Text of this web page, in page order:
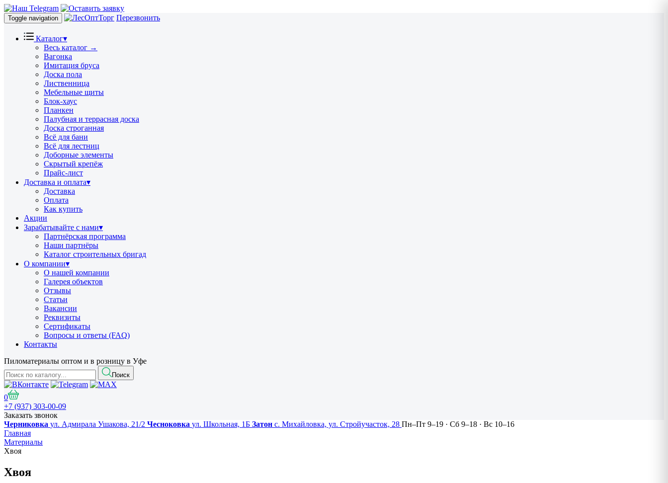
Toggle navigation Перезвонить
Каталог▾
Весь каталог →
Вагонка
Имитация бруса
Доска пола
Лиственница
Мебельные щиты
Блок-хаус
Планкен
Палубная и террасная доска
Доска строганная
Всё для бани
Всё для лестниц
Доборные элементы
Скрытый крепёж
Прайс-лист
Доставка и оплата▾
Доставка
Оплата
Как купить
Акции
Зарабатывайте с нами▾
Партнёрская программа
Наши партнёры
Каталог строительных бригад
О компании▾
О нашей компании
Галерея объектов
Отзывы
Статьи
Вакансии
Реквизиты
Сертификаты
Вопросы и ответы (FAQ)
Контакты
Пиломатериалы оптом и в розницу в Уфе
Поиск
0
+7 (937) 303-00-09
Заказать звонок
Черниковка ул. Адмирала Ушакова, 21/2 Чесноковка ул. Школьная, 1Б Затон с. Михайловка, ул. Стройучасток, 28 Пн–Пт 9–19 · Сб 9–18 · Вс 10–16
Главная
Материалы
Хвоя
Хвоя